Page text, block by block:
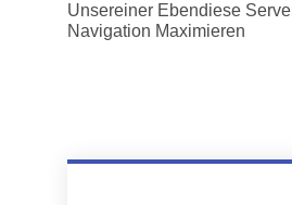
Unsereiner Ebendiese
Navigation Maximieren